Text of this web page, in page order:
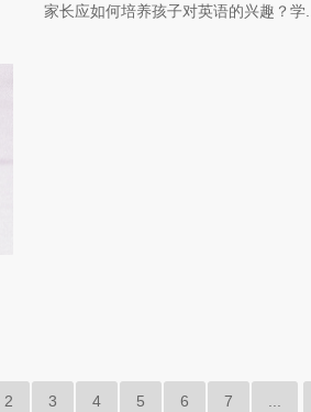
家长应如何培养孩子对英语的兴趣？学...
2 3 4 5 6 7